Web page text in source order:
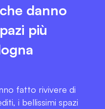
danno
più
fatto rivivere di
i bellissimi spazi